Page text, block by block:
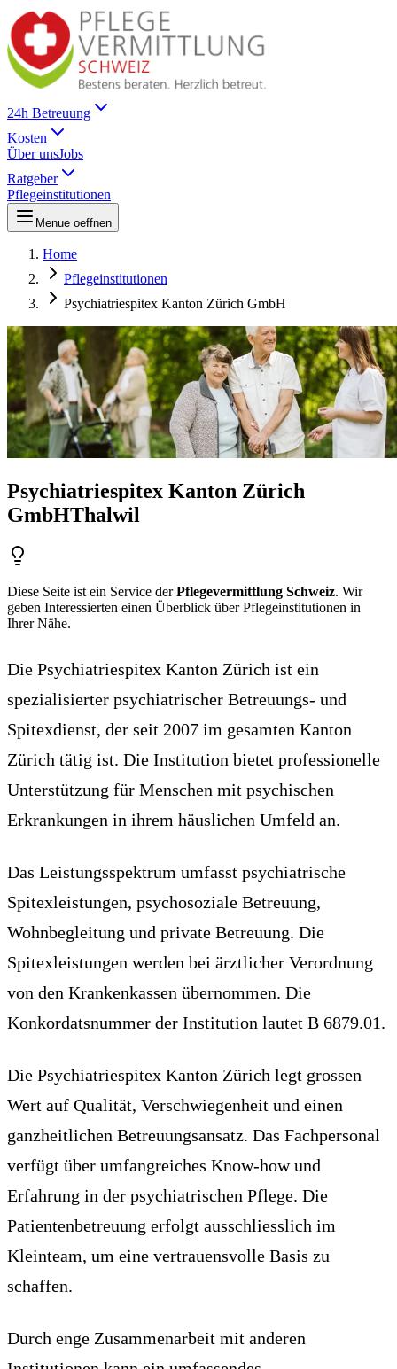
24h Betreuung
Kosten
Über unsJobs
Ratgeber
Pflegeinstitutionen
Menue oeffnen
Home
Pflegeinstitutionen
Psychiatriespitex Kanton Zürich GmbH
Psychiatriespitex Kanton Zürich
GmbHThalwil
Diese Seite ist ein Service derPflegevermittlung Schweiz. Wir
geben Interessierten einen Überblick über Pflegeinstitutionen in
Ihrer Nähe.
Die Psychiatriespitex Kanton Zürich ist ein
spezialisierter psychiatrischer Betreuungs- und
Spitexdienst, der seit 2007 im gesamten Kanton
Zürich tätig ist. Die Institution bietet professionelle
Unterstützung für Menschen mit psychischen
Erkrankungen in ihrem häuslichen Umfeld an.
Das Leistungsspektrum umfasst psychiatrische
Spitexleistungen, psychosoziale Betreuung,
Wohnbegleitung und private Betreuung. Die
Spitexleistungen werden bei ärztlicher Verordnung
von den Krankenkassen übernommen. Die
Konkordatsnummer der Institution lautet B 6879.01.
Die Psychiatriespitex Kanton Zürich legt grossen
Wert auf Qualität, Verschwiegenheit und einen
ganzheitlichen Betreuungsansatz. Das Fachpersonal
verfügt über umfangreiches Know-how und
Erfahrung in der psychiatrischen Pflege. Die
Patientenbetreuung erfolgt ausschliesslich im
Kleinteam, um eine vertrauensvolle Basis zu
schaffen.
Durch enge Zusammenarbeit mit anderen